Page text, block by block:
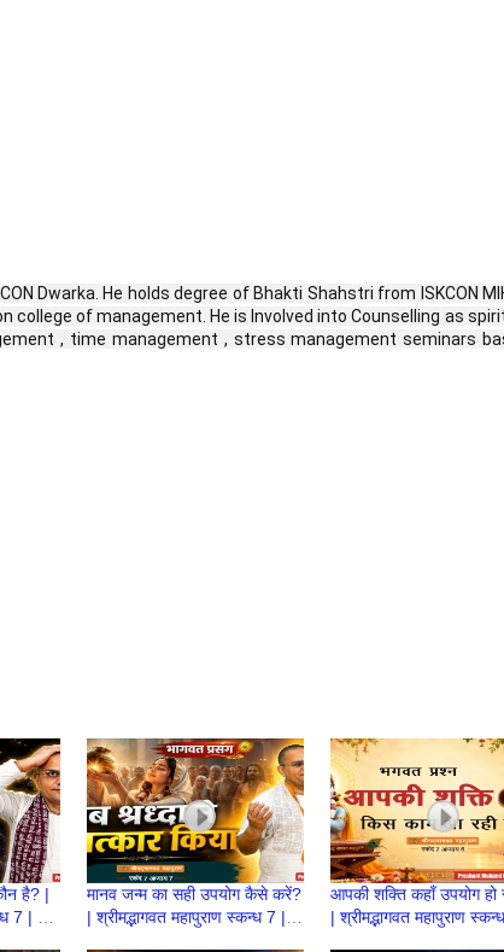
Dwarka. He holds degree of Bhakti Shahstri from ISKCON
of management. He is Involved into Counselling as
, time management , stress management seminars
है? |
7 | BP
मानव जन्म का सही उपयोग कैसे करें?
| श्रीमद्भागवत महापुराण स्कन्ध 7 |
आपकी शक्ति कहाँ उपयोग हो
| श्रीमद्भागवत महापुराण